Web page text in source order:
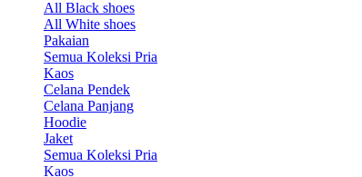
All Black shoes
All White shoes
Pakaian
Semua Koleksi Pria
Kaos
Celana Pendek
Celana Panjang
Hoodie
Jaket
Semua Koleksi Pria
Kaos